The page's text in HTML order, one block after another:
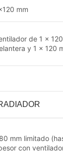
mm
de 1 x
y 1 x 120
mm limitado
con